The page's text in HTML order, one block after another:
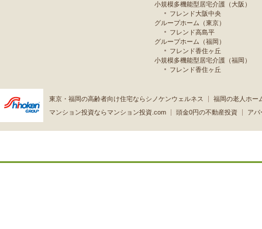
小規模多機能型居宅介護（大阪）
フレンド大阪中央
グループホーム（東京）
フレンド高島平
グループホーム（福岡）
フレンド香住ヶ丘
小規模多機能型居宅介護（福岡）
フレンド香住ヶ丘
東京・福岡の高齢者向け住宅ならシノケンウェルネス
福岡の老人ホー
マンション投資ならマンション投資.com
頭金0円の不動産投資 アパ